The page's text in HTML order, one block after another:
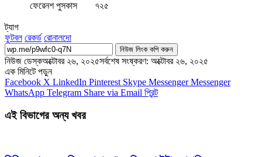
ফেরেনশ পুসকাস
৭২৫
ট্যাগ
ফুটবল রেকর্ড রোনালদো
নিউজ লিংক কপি করুন
নিউজ ডেস্কঅক্টোবর ২৬, ২০২৫সর্বশেষ সংষ্করণ: অক্টোবর ২৬, ২০২৫
এক মিনিটে পড়ুন
Facebook X LinkedIn Pinterest Skype Messenger Messenger
WhatsApp Telegram Share via Email প্রিন্ট
এই বিভাগের অন্য খবর